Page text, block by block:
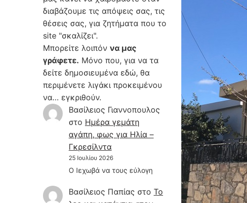
διαβάζουμε τις απόψεις σας, τις
θέσεις σας, για ζητήματα που το
site "σκαλίζει".
Μπορείτε λοιπόν να μας
γράφετε. Μόνο που, για να τα
δείτε δημοσιευμένα εδώ, θα
περιμένετε λιγάκι προκειμένου
να… εγκριθούν.
Βασίλειος Γιαννοπουλος
στο Hμέρα γεμάτη
αγάπη, φως για Ηλία –
Γκρεσίλντα
25 Ιουλίου 2026
Ο Ιεχωβά να τους εύλογη
Βασίλειος Παπίας στο Το